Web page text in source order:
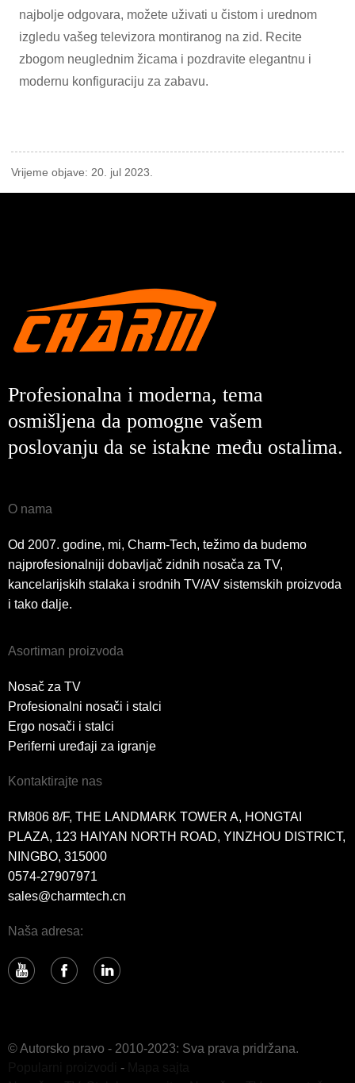
najbolje odgovara, možete uživati ​​u čistom i urednom
izgledu vašeg televizora montiranog na zid. Recite
zbogom neuglednim žicama i pozdravite elegantnu i
modernu konfiguraciju za zabavu.
Vrijeme objave: 20. jul 2023.
Profesionalna i moderna, tema
osmišljena da pomogne vašem
poslovanju da se istakne među ostalima.
O nama
Od 2007. godine, mi, Charm-Tech, težimo da budemo
najprofesionalniji dobavljač zidnih nosača za TV,
kancelarijskih stalaka i srodnih TV/AV sistemskih proizvoda
i tako dalje.
Asortiman proizvoda
Nosač za TV
Profesionalni nosači i stalci
Ergo nosači i stalci
Periferni uređaji za igranje
Kontaktirajte nas
RM806 8/F, THE LANDMARK TOWER A, HONGTAI
PLAZA, 123 HAIYAN NORTH ROAD, YINZHOU DISTRICT,
NINGBO, 315000
0574-27907971
sales@charmtech.cn
Naša adresa:
© Autorsko pravo - 2010-2023: Sva prava pridržana.
-